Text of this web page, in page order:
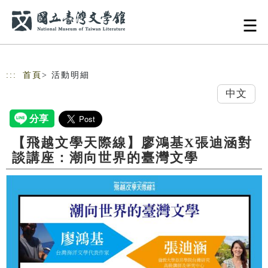
::: 首頁 > 活動明細
中文
【飛越文學天際線】廖鴻基X張迪涵對
談講座：潮向世界的臺灣文學